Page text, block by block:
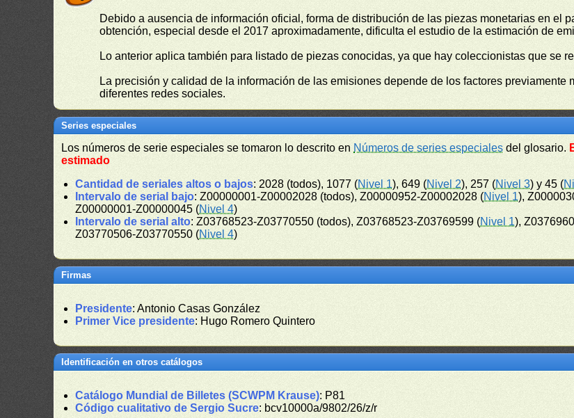
Debido a ausencia de información oficial, forma de distribución de las piezas monetarias en el
obtención, especial desde el 2017 aproximadamente, dificulta el estudio de la estimación de
Lo anterior aplica también para listado de piezas conocidas, ya que hay coleccionistas que se
La precisión y calidad de la información de las emisiones depende de los factores
diferentes redes sociales.
Series especiales
Los números de serie especiales se tomaron lo descrito en Números de series especiales del glosario.
estimado
Cantidad de seriales altos o bajos: 2028 (todos), 1077 (Nivel 1), 649 (Nivel 2), 257 (Nivel 3) y 45 (
Intervalo de serial bajo: Z00000001-Z00002028 (todos), Z00000952-Z00002028 (Nivel 1),
Z00000001-Z00000045 (Nivel 4)
Intervalo de serial alto: Z03768523-Z03770550 (todos), Z03768523-Z03769599 (Nivel 1),
Z03770506-Z03770550 (Nivel 4)
Firmas
Presidente: Antonio Casas González
Primer Vice presidente: Hugo Romero Quintero
Identificación en otros catálogos
Catálogo Mundial de Billetes (SCWPM Krause): P81
Código cualitativo de Sergio Sucre: bcv10000a/9802/26/z/r